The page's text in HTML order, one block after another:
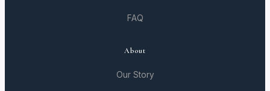
FAQ
About
Our Story